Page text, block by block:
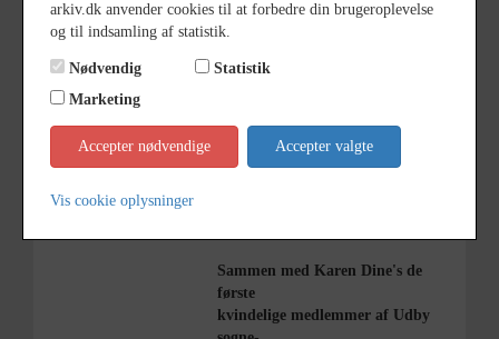
Beskrivelse Sofie Pedersen, Bognæs
Sammen med Karen Dine's de
første
kvindelige medlemmer af Udby
arkiv.dk anvender cookies til at forbedre din brugeroplevelse
og til indsamling af statistik.
Nødvendig
Statistik
Marketing
Accepter nødvendige Accepter valgte
Vis cookie oplysninger